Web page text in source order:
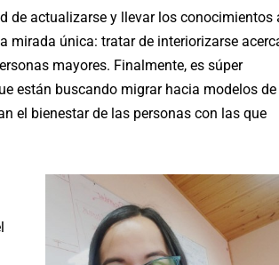
de actualizarse y llevar los conocimientos
mirada única: tratar de interiorizarse
mayores. Finalmente, es súper
están buscando migrar hacia modelos de
el bienestar de las personas con las que